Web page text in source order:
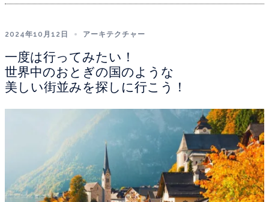
2024年10月12日 アーキテクチャー
一度は行ってみたい！
世界中のおとぎの国のような
美しい街並みを探しに行こう！